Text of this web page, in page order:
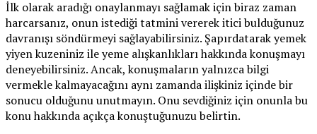
İlk olarak aradığı onaylanmayı sağlamak için biraz zaman
harcarsanız, onun istediği tatmini vererek itici bulduğunuz
davranışı söndürmeyi sağlayabilirsiniz. Şapırdatarak yemek
yiyen kuzeniniz ile yeme alışkanlıkları hakkında konuşmayı
deneyebilirsiniz. Ancak, konuşmaların yalnızca bilgi
vermekle kalmayacağını aynı zamanda ilişkiniz içinde bir
sonucu olduğunu unutmayın. Onu sevdiğiniz için onunla bu
konu hakkında açıkça konuştuğunuzu belirtin.